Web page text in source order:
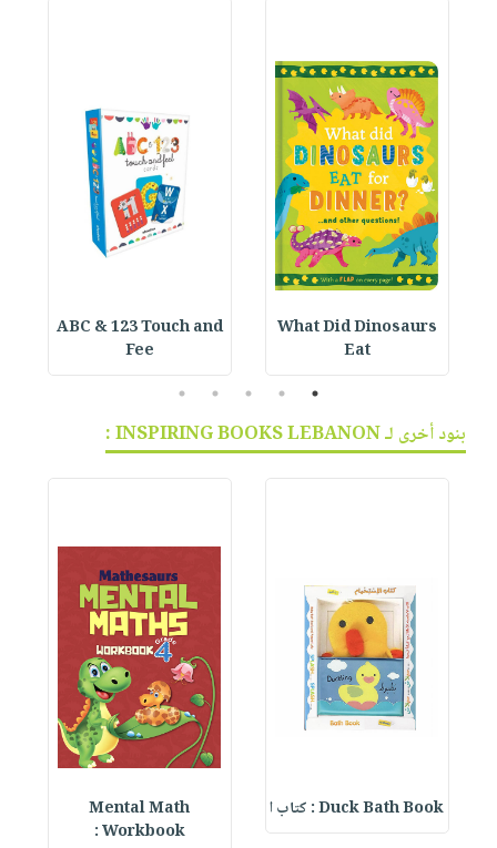
What Did Dinosaurs
Eat
ABC & 123 Touch and
Fee
1
2
3
4
5
بنود أخرى لـ INSPIRING BOOKS LEBANON :
Duck Bath Book : كتاب ا
Mental Math
Workbook :